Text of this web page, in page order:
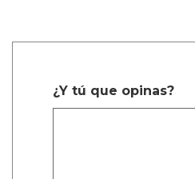
¿Y tú que opinas?